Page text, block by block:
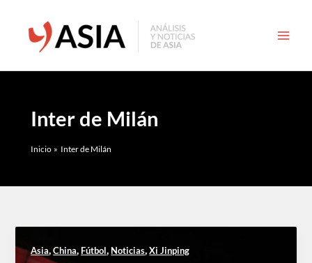
contenido
Inter de Milán
Inicio Inter de Milán
Asia,China, Fútbol, Noticias,Xi Jinping